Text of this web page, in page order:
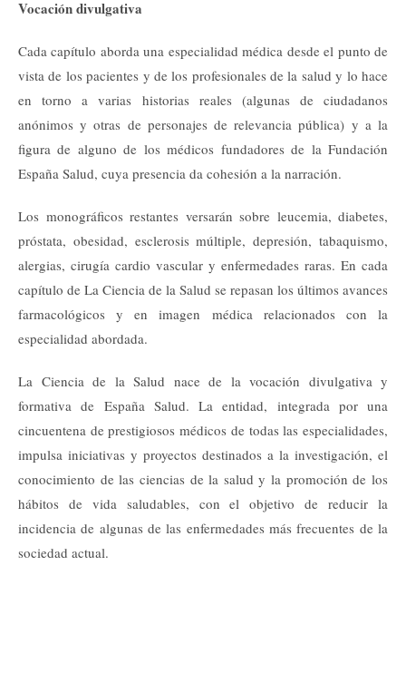
Vocación divulgativa
Cada capítulo aborda una especialidad médica desde el punto de
vista de los pacientes y de los profesionales de la salud y lo hace
en torno a varias historias reales (algunas de ciudadanos
anónimos y otras de personajes de relevancia pública) y a la
figura de alguno de los médicos fundadores de la Fundación
España Salud, cuya presencia da cohesión a la narración.
Los monográficos restantes versarán sobre leucemia, diabetes,
próstata, obesidad, esclerosis múltiple, depresión, tabaquismo,
alergias, cirugía cardio vascular y enfermedades raras. En cada
capítulo de La Ciencia de la Salud se repasan los últimos avances
farmacológicos y en imagen médica relacionados con la
especialidad abordada.
La Ciencia de la Salud nace de la vocación divulgativa y
formativa de España Salud. La entidad, integrada por una
cincuentena de prestigiosos médicos de todas las especialidades,
impulsa iniciativas y proyectos destinados a la investigación, el
conocimiento de las ciencias de la salud y la promoción de los
hábitos de vida saludables, con el objetivo de reducir la
incidencia de algunas de las enfermedades más frecuentes de la
sociedad actual.